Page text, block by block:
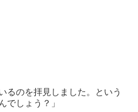
るのを拝見しました。という
でしょう？」